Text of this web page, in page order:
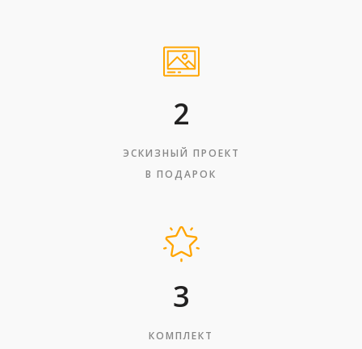
2
ЭСКИЗНЫЙ ПРОЕКТ
В ПОДАРОК
3
КОМПЛЕКТ